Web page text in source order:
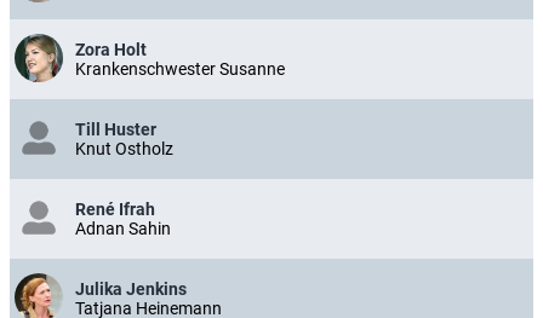
Zora Holt
Krankenschwester Susanne
Till Huster
Knut Ostholz
René Ifrah
Adnan Sahin
Julika Jenkins
Tatjana Heinemann